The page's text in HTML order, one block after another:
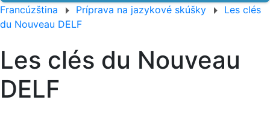
Francúzština Príprava na jazykové skúšky
Les clés
du Nouveau DELF
Les clés du Nouveau
DELF